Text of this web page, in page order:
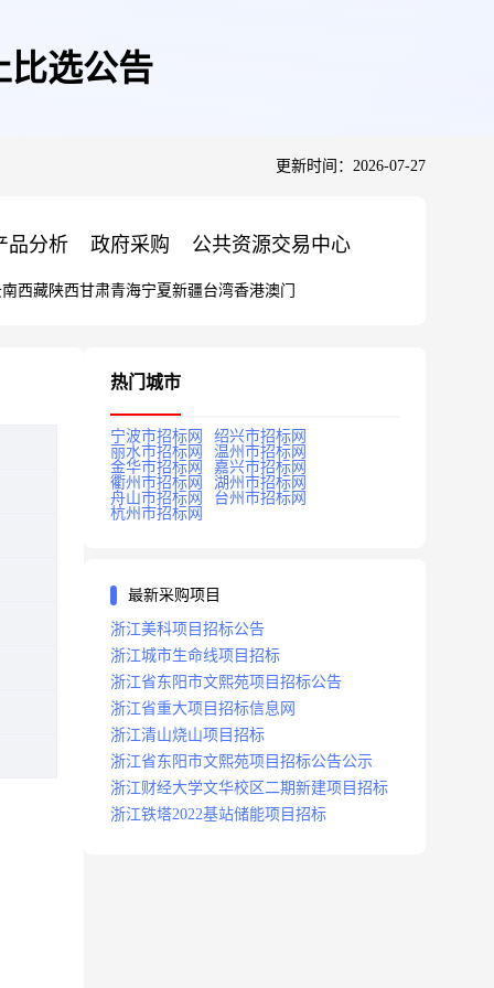
比选公告
更新时间：2026-07-27
品分析 政府采购 公共资源交易中心
西藏陕西甘肃青海宁夏新疆台湾香港澳门
热门城市
宁波市招标网
绍兴市招标网
丽水市招标网
温州市招标网
金华市招标网
嘉兴市招标网
衢州市招标网
湖州市招标网
舟山市招标网
台州市招标网
杭州市招标网
最新采购项目
浙江美科项目招标公告
浙江城市生命线项目招标
浙江省东阳市文熙苑项目招标公告
浙江省重大项目招标信息网
浙江清山烧山项目招标
浙江省东阳市文熙苑项目招标公告公示
浙江财经大学文华校区二期新建项目招标
浙江铁塔2022基站储能项目招标